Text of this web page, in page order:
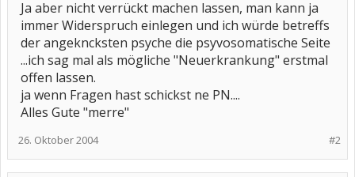
Ja aber nicht verrückt machen lassen, man kann ja
immer Widerspruch einlegen und ich würde betreffs
der angekncksten psyche die psyvosomatische Seite
...ich sag mal als mögliche "Neuerkrankung" erstmal
offen lassen.
ja wenn Fragen hast schickst ne PN....
Alles Gute "merre"
#2
26. Oktober 2004